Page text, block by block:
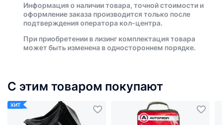
Информация о наличии товара, точной стоимости и
оформление заказа производится только после
подтверждения оператора кол-центра.
При приобретении в лизинг комплектация товара
может быть изменена в одностороннем порядке.
С этим товаром покупают
ХИТ